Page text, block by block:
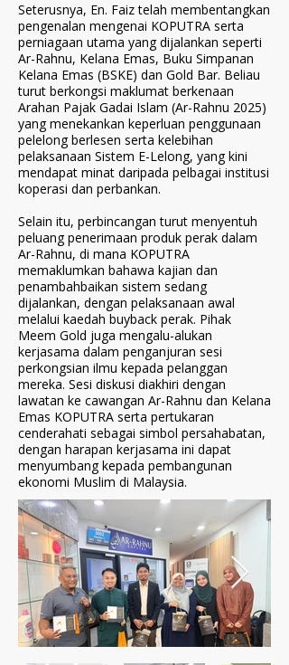
Seterusnya, En. Faiz telah membentangkan
pengenalan mengenai KOPUTRA serta
perniagaan utama yang dijalankan seperti
Ar-Rahnu, Kelana Emas, Buku Simpanan
Kelana Emas (BSKE) dan Gold Bar. Beliau
turut berkongsi maklumat berkenaan
Arahan Pajak Gadai Islam (Ar-Rahnu 2025)
yang menekankan keperluan penggunaan
pelelong berlesen serta kelebihan
pelaksanaan Sistem E-Lelong, yang kini
mendapat minat daripada pelbagai institusi
koperasi dan perbankan.
Selain itu, perbincangan turut menyentuh
peluang penerimaan produk perak dalam
Ar-Rahnu, di mana KOPUTRA
memaklumkan bahawa kajian dan
penambahbaikan sistem sedang
dijalankan, dengan pelaksanaan awal
melalui kaedah buyback perak. Pihak
Meem Gold juga mengalu-alukan
kerjasama dalam penganjuran sesi
perkongsian ilmu kepada pelanggan
mereka. Sesi diskusi diakhiri dengan
lawatan ke cawangan Ar-Rahnu dan Kelana
Emas KOPUTRA serta pertukaran
cenderahati sebagai simbol persahabatan,
dengan harapan kerjasama ini dapat
menyumbang kepada pembangunan
ekonomi Muslim di Malaysia.